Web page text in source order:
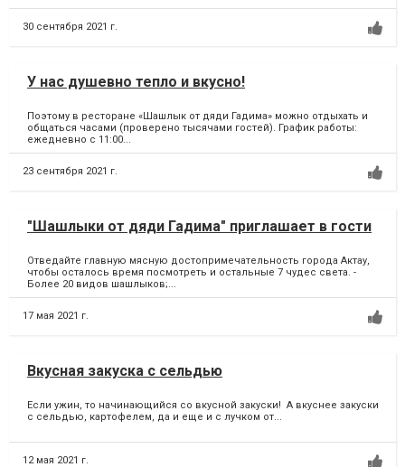
30 сентября 2021 г.
У нас душевно тепло и вкусно!
Поэтому в ресторане «Шашлык от дяди Гадима» можно отдыхать и
общаться часами (проверено тысячами гостей). График работы:
ежедневно с 11:00...
23 сентября 2021 г.
"Шашлыки от дяди Гадима" приглашает в гости
Отведайте главную мясную достопримечательность города Актау,
чтобы осталось время посмотреть и остальные 7 чудес света. -
Более 20 видов шашлыков;...
17 мая 2021 г.
Вкусная закуска с сельдью
Если ужин, то начинающийся со вкусной закуски! А вкуснее закуски
с сельдью, картофелем, да и еще и с лучком от...
12 мая 2021 г.